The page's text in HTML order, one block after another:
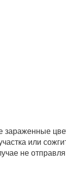
зараженные
или
не